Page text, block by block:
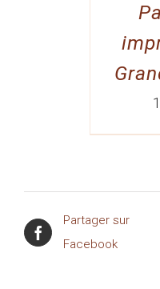
Partager sur
Facebook